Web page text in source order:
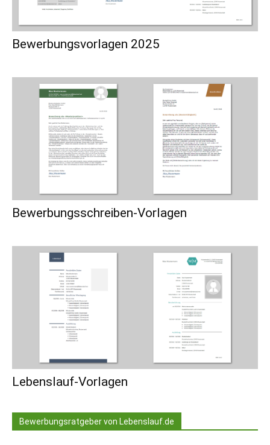
Bewerbungsvorlagen 2025
Bewerbungsschreiben-Vorlagen
Lebenslauf-Vorlagen
Bewerbungsratgeber von Lebenslauf.de